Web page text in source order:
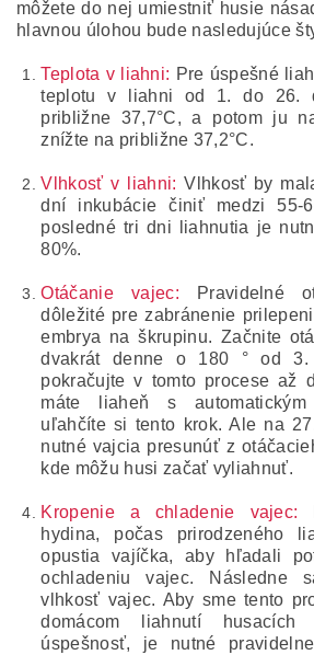
môžete do nej umiestniť husie
hlavnou úlohou bude nasledujúce
Teplota v liahni: Pre úspešné
teplotu v liahni od 1. do 26.
približne 37,7°C, a potom ju
znížte na približne 37,2°C.
Vlhkosť v liahni: Vlhkosť by
dní inkubácie činiť medzi 55-
posledné tri dni liahnutia je
80%.
Otáčanie vajec: Pravidelné
dôležité pre zabránenie
embrya na škrupinu. Začnite
dvakrát denne o 180 ° od
pokračujte v tomto procese až
máte liaheň s
uľahčíte si tento krok. Ale na
nutné vajcia presunúť z
kde môžu husi začať vyliahnuť.
Kropenie a chladenie vajec:
hydina, počas prirodzeného
opustia vajíčka, aby hľadali
ochladeniu vajec. Následne
vlhkosť vajec. Aby sme tento
domácom liahnutí
úspešnosť, je nutné